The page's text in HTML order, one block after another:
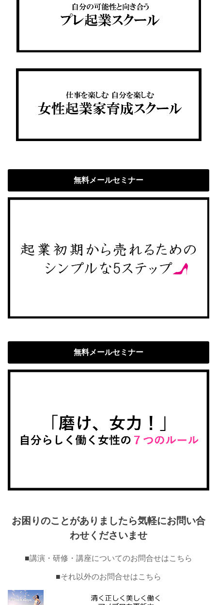
無料メールセミナー
無料メールセミナー
お困りのことがありましたら気軽にお問い合
わせくださいませ
■講演・研修・講座についてのお問合せはこちら
■それ以外のお問合せはこちら